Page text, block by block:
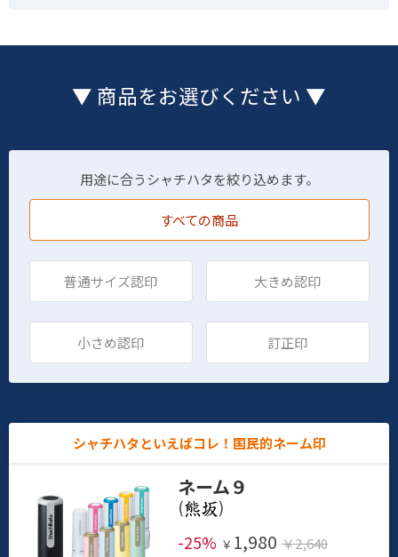
▼ 商品をお選びください ▼
用途に合うシャチハタを絞り込めます。
すべての商品
普通サイズ認印 大きめ認印
小さめ認印 訂正印
シャチハタといえばコレ！国民的ネーム印
ネーム９
(
)
-25% ￥ 1,980 ￥2,640